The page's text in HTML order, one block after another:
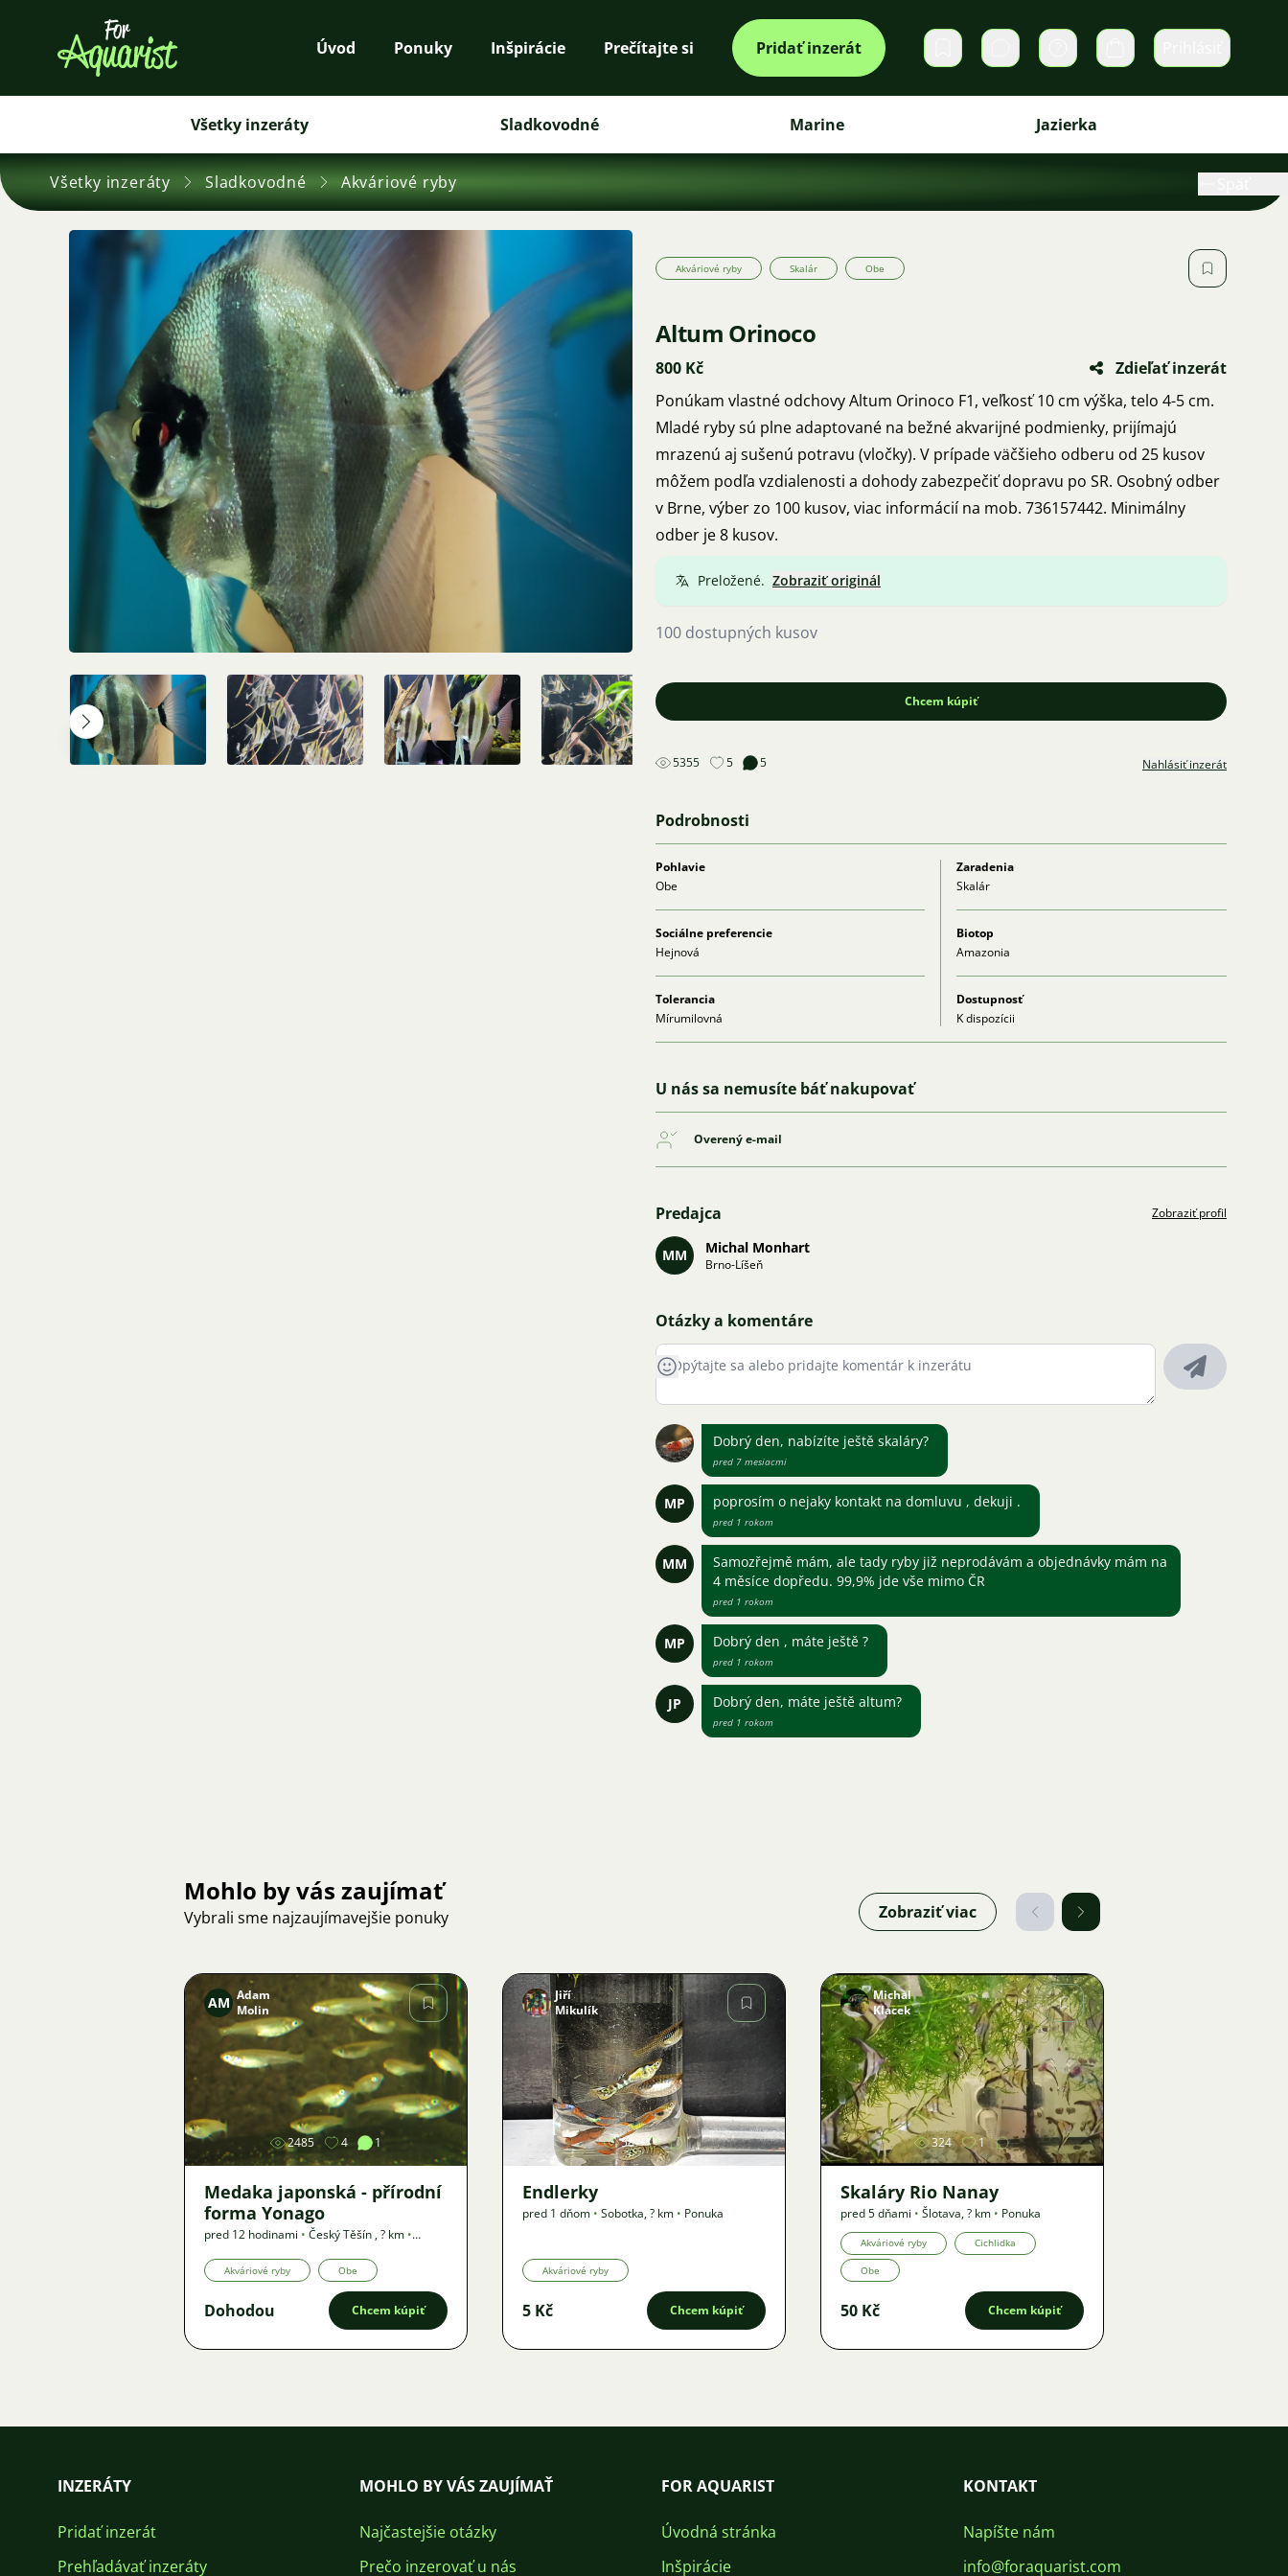
Úvod Ponuky Inšpirácie Prečítajte si Pridať inzerát Súkromné správy Košík
Všetky inzeráty Sladkovodné Marine Jazierka
Všetky inzeráty Sladkovodné Akváriové ryby
Akváriové ryby Skalár Obe
Altum Orinoco
800 Kč
Zdieľať inzerát
Ponúkam vlastné odchovy Altum Orinoco F1, veľkosť 10 cm výška, telo 4-5 cm.
Mladé ryby sú plne adaptované na bežné akvarijné podmienky, prijímajú
mrazenú aj sušenú potravu (vločky). V prípade väčšieho odberu od 25 kusov
môžem podľa vzdialenosti a dohody zabezpečiť dopravu po SR. Osobný odber
v Brne, výber zo 100 kusov, viac informácií na mob. 736157442. Minimálny
odber je 8 kusov.
Preložené. Zobraziť originál
100 dostupných kusov
Chcem kúpiť
5355 5 5 Nahlásiť inzerát
Podrobnosti
Pohlavie
Obe
Zaradenia
Skalár
Sociálne preferencie
Hejnová
Biotop
Amazonia
Tolerancia
Mírumilovná
Dostupnosť
K dispozícii
U nás sa nemusíte báť nakupovať
Overený e-mail
Predajca Zobraziť profil
MM Michal Monhart
Brno-Líšeň
Otázky a komentáre
Dobrý den, nabízíte ještě skaláry?
pred 7 mesiacmi
MP poprosím o nejaky kontakt na domluvu , dekuji .
pred 1 rokom
MM
Samozřejmě mám, ale tady ryby již neprodávám a objednávky mám na
4 měsíce dopředu. 99,9% jde vše mimo ČR
pred 1 rokom
MP Dobrý den , máte ještě ?
pred 1 rokom
JP Dobrý den, máte ještě altum?
pred 1 rokom
Mohlo by vás zaujímať
Vybrali sme najzaujímavejšie ponuky Zobraziť viac
Obrázok
AM Adam
Molin
2485 4 1
Medaka japonská - přírodní
forma Yonago
pred 12 hodinami • Český Těšín ,? km •
Akváriové ryby Obe
Dohodou Chcem kúpiť
Obrázok
Jiří
Mikulík
58
Endlerky
pred 1 dňom • Sobotka,? km • Ponuka
Akváriové ryby
5 Kč Chcem kúpiť
Obrázok
Michal
Klacek
324 1
Skaláry Rio Nanay
pred 5 dňami • Šlotava,? km • Ponuka
Akváriové ryby Cichlidka
Obe
50 Kč Chcem kúpiť
INZERÁTY
Pridať inzerát
Prehľadávať inzeráty
MOHLO BY VÁS ZAUJÍMAŤ
Najčastejšie otázky
Prečo inzerovať u nás
FOR AQUARIST
Úvodná stránka
Inšpirácie
KONTAKT
Napíšte nám
info@foraquarist.com